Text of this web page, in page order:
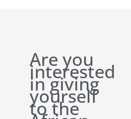
Are you
interested
in giving
yourself
to the